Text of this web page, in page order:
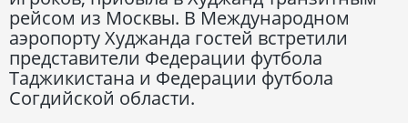
рейсом из Москвы. В Международном
аэропорту Худжанда гостей встретили
представители Федерации футбола
Таджикистана и Федерации футбола
Согдийской области.